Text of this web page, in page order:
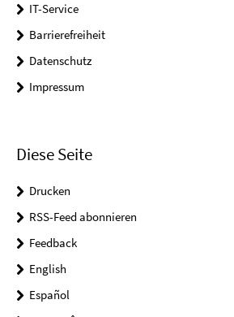
IT-Service
Barrierefreiheit
Datenschutz
Impressum
Diese Seite
Drucken
RSS-Feed abonnieren
Feedback
English
Español